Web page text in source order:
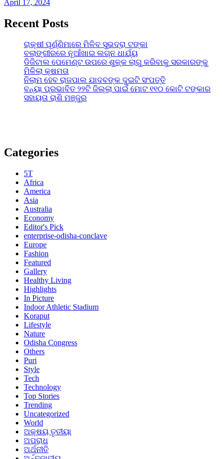
April 17, 2024
Recent Posts
ରାକ୍ଷୀ ପୂର୍ଣ୍ଣିମାରେ ମିଳିବ ସୁଭଦ୍ରା ଟଙ୍କା
ବଲାଙ୍ଗୀରରେ ନୂଆଁଖାଇ ଲଗ୍ନ ଧାର୍ଯ୍ୟ
ଡିଜିଟାଲ ପେମେଣ୍ଟ ଉପରେ ଶୁଳ୍କ ଲାଗୁ କରିବାକୁ ସରକାରଙ୍କୁ
ମିଳିଲା କ୍ଷମତା
ନିଲାମ ହେବ ରାଜପାଲ ଯାଦବଙ୍କ ଦୁଇଟି ସଂପତ୍ତି
ବନ୍ୟା ପ୍ରଭାବିତ ୨୨ଟି ଜିଲ୍ଲା ପାଇଁ ମୋଟ ୧୧୦ କୋଟି ଟଙ୍କାର
ସହାୟତା ରାଶି ମଞ୍ଜୁର
Categories
5T
Africa
America
Asia
Australia
Economy
Editor's Pick
enterprise-odisha-conclave
Europe
Fashion
Featured
Gallery
Healthy Living
Highlights
In Picture
Indoor Athletic Stadium
Koraput
Lifestyle
Nature
Odisha Congress
Others
Puri
Style
Tech
Technology
Top Stories
Trending
Uncategorized
World
ଅକ୍ଷୟ ତୃତୀୟା
ଅପରାଧ
ଅର୍ଥନୀତି